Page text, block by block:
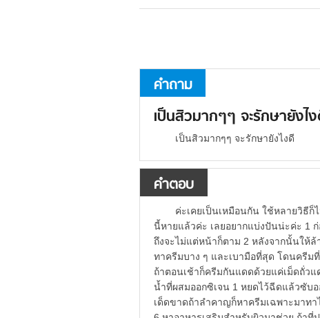
คำถาม
เป็นสิวมากๆๆ จะรักษายังไ
เป็นสิวมากๆๆ จะรักษายังไงดี
คำตอบ
ค่ะเคยเป็นเหมือนกัน ใช้หลายวิธีก็
นี้หายแล้วค่ะ เลยอยากแบ่งปันน่ะค่ะ 1
ถึงจะไม่แต่หน้าก็ตาม 2 หลังจากนั้นให้
ทาครีมบาง ๆ และเบามือที่สุด โดนครีม
ถ้าตอนเช้าก็ครีมกันแดดด้วยแค่เม็ดถั่ว
น้ำที่ผสมออกซิเจน 1 หยดไว้ฉีดแล้วซับ
เด็ดขาดถ้าลำคาญก็หาครีมเฉพาะมาท